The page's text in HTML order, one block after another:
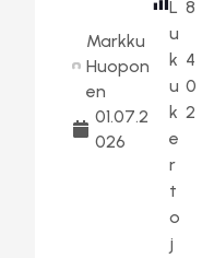
Markku
Huopon
en
01.07.2
026
L
u
k
u
k
e
r
t
o
j
8
4
0
2